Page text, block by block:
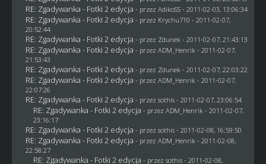
RE: Zgadywanka - Fotki 2 edycja - przez AdikoSS - 2011-02-03, 13:06:34
RE: Zgadywanka - Fotki 2 edycja - przez Krychu710 - 2011-02-07,
20:52:44
RE: Zgadywanka - Fotki 2 edycja - przez Zdunek - 2011-02-07, 21:43:13
RE: Zgadywanka - Fotki 2 edycja - przez ADM_Henrik - 2011-02-07,
21:53:43
RE: Zgadywanka - Fotki 2 edycja - przez Zdunek - 2011-02-07, 22:03:22
RE: Zgadywanka - Fotki 2 edycja - przez ADM_Henrik - 2011-02-07,
22:07:26
RE: Zgadywanka - Fotki 2 edycja - przez sothis- 2011-02-07, 23:06:54
RE: Zgadywanka - Fotki 2 edycja - przez ADM_Henrik - 2011-02-07,
23:16:17
RE: Zgadywanka - Fotki 2 edycja - przez sothis- 2011-02-08, 16:59:50
RE: Zgadywanka - Fotki 2 edycja - przez ADM_Henrik - 2011-02-08,
22:58:27
RE: Zgadywanka - Fotki 2 edycja - przez sothis- 2011-02-08,